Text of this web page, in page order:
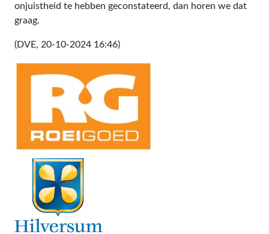
onjuistheid te hebben geconstateerd, dan horen we dat
graag.
(DVE, 20-10-2024 16:46)